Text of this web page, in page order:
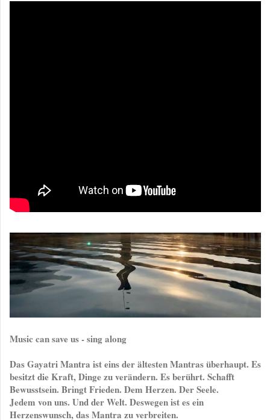
Music can save us - sing along
Das Gayatri Mantra ist eins der ältesten Mantras überhaupt. Es
besitzt die Kraft, Dinge zu verändern. Es berührt. Schafft
Bewusstsein. Bringt Frieden. Dem Herzen. Der Seele.
Jedem von uns. Und der Welt. Deswegen ist es ein
Herzenswunsch, das Mantra zu verbreiten.